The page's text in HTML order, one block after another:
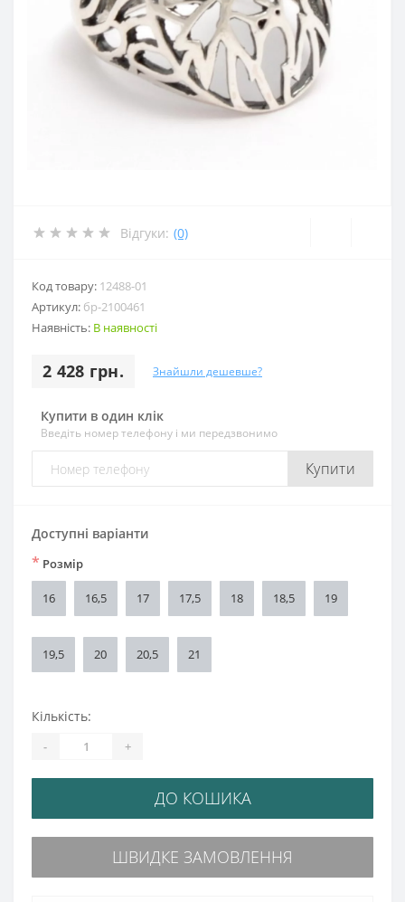
Відгуки: (0)
Код товару: 12488-01
Артикул: бр-2100461
Наявність: В наявності
2 428 грн. Знайшли дешевше?
Купити в один клік
Введіть номер телефону і ми передзвонимо
Купити
Доступні варіанти
* Розмір
16 16,5 17 17,5 18 18,5 19
19,5 20 20,5 21
Кількість:
- +
ДО КОШИКА
ШВИДКЕ ЗАМОВЛЕННЯ